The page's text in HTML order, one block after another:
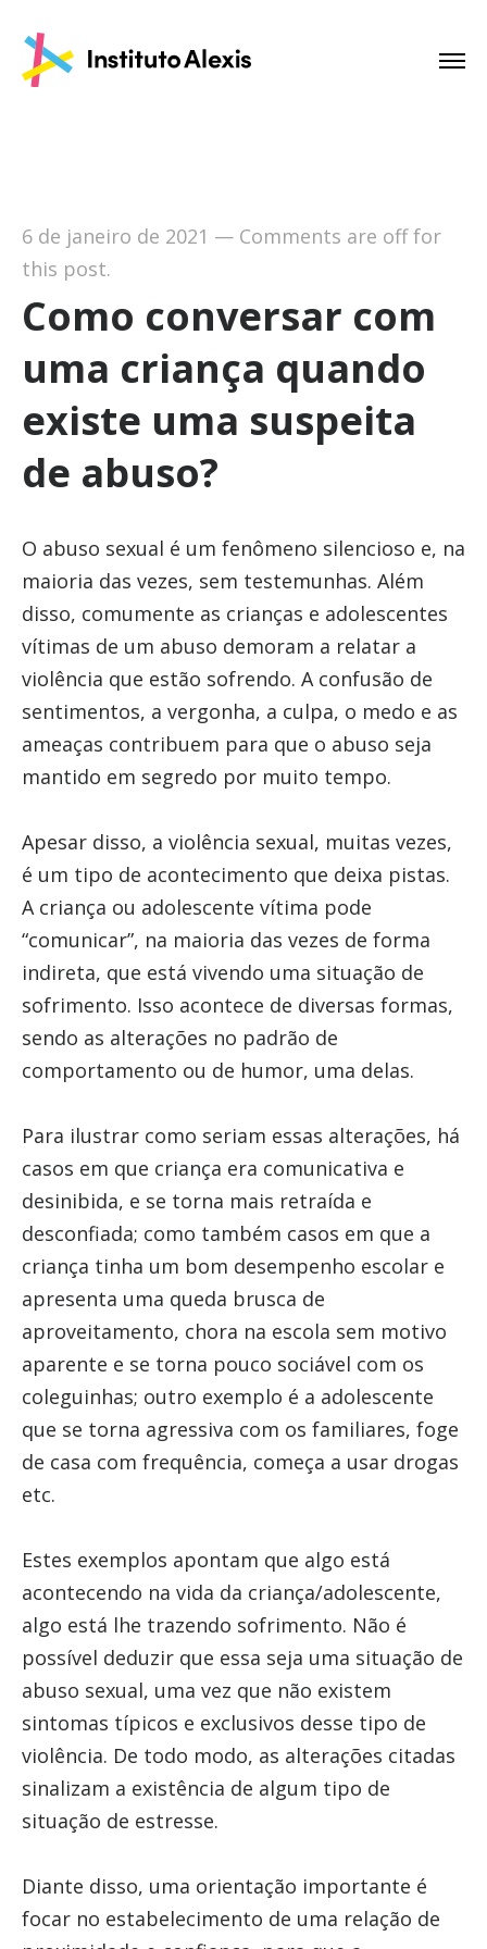
6 de janeiro de 2021 — Comments are off for
this post.
Como conversar com
uma criança quando
existe uma suspeita
de abuso?
O abuso sexual é um fenômeno silencioso e, na
maioria das vezes, sem testemunhas. Além
disso, comumente as crianças e adolescentes
vítimas de um abuso demoram a relatar a
violência que estão sofrendo. A confusão de
sentimentos, a vergonha, a culpa, o medo e as
ameaças contribuem para que o abuso seja
mantido em segredo por muito tempo.
Apesar disso, a violência sexual, muitas vezes,
é um tipo de acontecimento que deixa pistas.
A criança ou adolescente vítima pode
“comunicar”, na maioria das vezes de forma
indireta, que está vivendo uma situação de
sofrimento. Isso acontece de diversas formas,
sendo as alterações no padrão de
comportamento ou de humor, uma delas.
Para ilustrar como seriam essas alterações, há
casos em que criança era comunicativa e
desinibida, e se torna mais retraída e
desconfiada; como também casos em que a
criança tinha um bom desempenho escolar e
apresenta uma queda brusca de
aproveitamento, chora na escola sem motivo
aparente e se torna pouco sociável com os
coleguinhas; outro exemplo é a adolescente
que se torna agressiva com os familiares, foge
de casa com frequência, começa a usar drogas
etc.
Estes exemplos apontam que algo está
acontecendo na vida da criança/adolescente,
algo está lhe trazendo sofrimento. Não é
possível deduzir que essa seja uma situação de
abuso sexual, uma vez que não existem
sintomas típicos e exclusivos desse tipo de
violência. De todo modo, as alterações citadas
sinalizam a existência de algum tipo de
situação de estresse.
Diante disso, uma orientação importante é
focar no estabelecimento de uma relação de